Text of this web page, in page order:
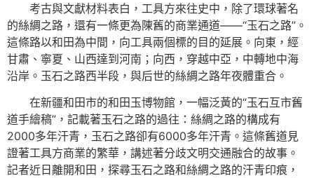
考古與文獻材料表白，工具方來往史中，除了環球著名
的絲綢之路，還有一條更為陳舊的商業通道——“玉石之路”。
這條路以和田為中間，向工具兩個標的目的延展。向東，經
甘肅、寧夏、山西達到河南；向西，穿越中亞，中轉地中海
沿岸。玉石之路西半段，與后世的絲綢之路年夜體重合。
在新疆和田市的和田玉博物館，一幅泛黃的“玉石互市舊
道手繪稿”，記載著玉石之路的過往：絲綢之路的構成有
2000多年汗青，玉石之路卻有6000多年汗青。這條舊道見
證著工具方商業的繁華，講述著分歧文明交通融合的故事。
記者近日離開和田，探尋玉石之路和絲綢之路的汗青印痕，